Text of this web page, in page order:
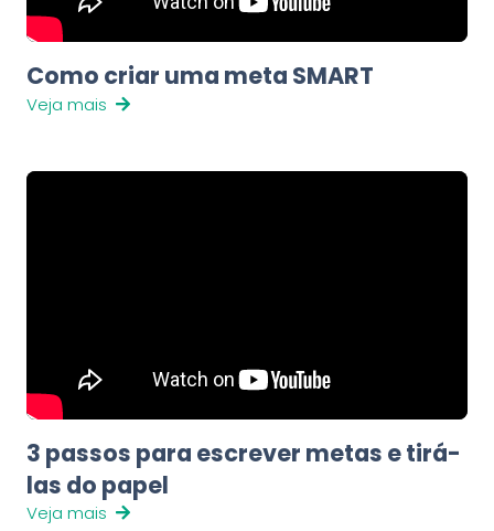
Como criar uma meta SMART
Veja mais
3 passos para escrever metas e tirá-
las do papel
Veja mais